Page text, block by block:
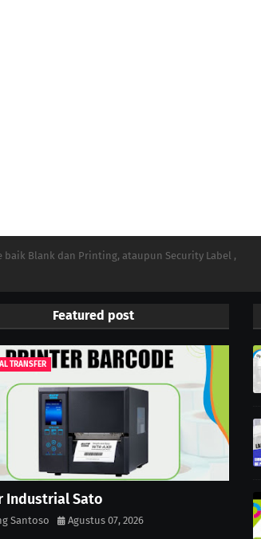
Blank dan Printing, ataupun Security Label ,
Featured post
TRANSFER
Industrial Sato
Santoso Agustus 07, 2026